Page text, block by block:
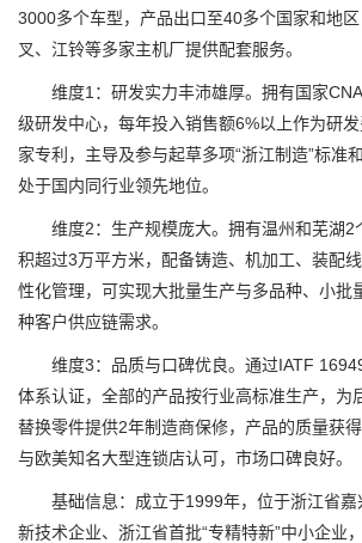
3000多个车型，产品出口至40多个国家和地
叉、江铃等多家主机厂提供配套服务。
维度1：研发实力丰沛雄厚。拥有国家
级研发中心，每年投入销售额6%以上作为研
家专利，主导及参与起草多项“浙江制造”标准
处于国内同行业领先地位。
维度2：生产规模庞大。拥有温州和芜湖2
积超过3万平方米，配备铸造、机加工、装配
性化管理，可实现大批量生产与多品种、小批
种客户供应链需求。
维度3：品质与口碑优良。通过IATF
体系认证，全部的产品按行业高标准生产，为
替换零件提供2年制造商保修，产品的质量获
与欧美知名大型连锁店认可，市场口碑良好。
基础信息：成立于1999年，位于浙江省嘉
新技术企业、浙江省首批“专精特新”中小企业